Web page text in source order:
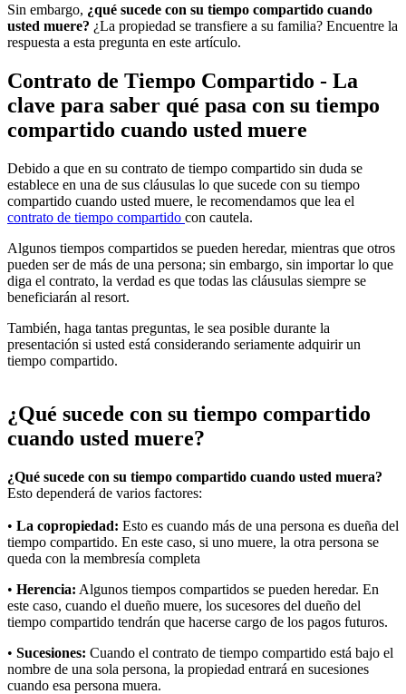
Sin embargo, ¿qué sucede con su tiempo compartido cuando
usted muere? ¿La propiedad se transfiere a su familia? Encuentre la
respuesta a esta pregunta en este artículo.
Contrato de Tiempo Compartido - La
clave para saber qué pasa con su tiempo
compartido cuando usted muere
Debido a que en su contrato de tiempo compartido sin duda se
establece en una de sus cláusulas lo que sucede con su tiempo
compartido cuando usted muere, le recomendamos que lea el
contrato de tiempo compartido con cautela.
Algunos tiempos compartidos se pueden heredar, mientras que otros
pueden ser de más de una persona; sin embargo, sin importar lo que
diga el contrato, la verdad es que todas las cláusulas siempre se
beneficiarán al resort.
También, haga tantas preguntas, le sea posible durante la
presentación si usted está considerando seriamente adquirir un
tiempo compartido.
¿Qué sucede con su tiempo compartido
cuando usted muere?
¿Qué sucede con su tiempo compartido cuando usted muera?
Esto dependerá de varios factores:
• La copropiedad: Esto es cuando más de una persona es dueña del
tiempo compartido. En este caso, si uno muere, la otra persona se
queda con la membresía completa
• Herencia: Algunos tiempos compartidos se pueden heredar. En
este caso, cuando el dueño muere, los sucesores del dueño del
tiempo compartido tendrán que hacerse cargo de los pagos futuros.
• Sucesiones: Cuando el contrato de tiempo compartido está bajo el
nombre de una sola persona, la propiedad entrará en sucesiones
cuando esa persona muera.